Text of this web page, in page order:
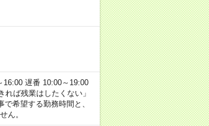
遅番 10:00～19:00
ば残業はしたくない」
希望する勤務時間と、
ん。